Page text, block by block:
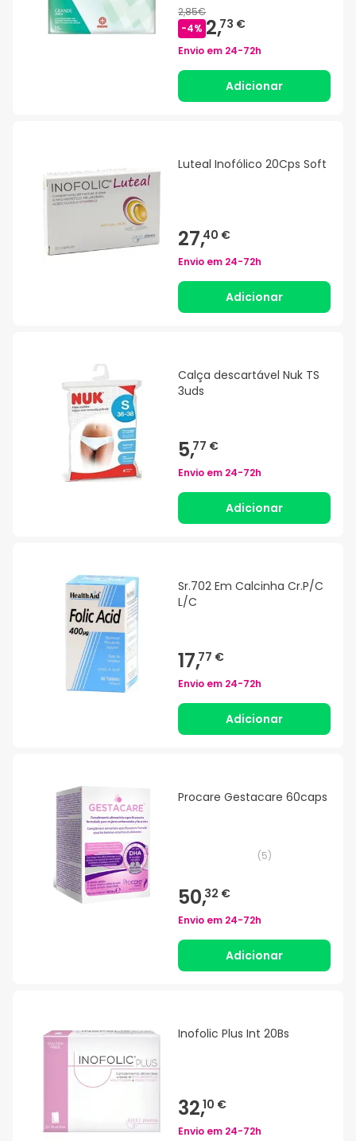
2,85€
-4% 2,73 €
Envio em 24-72h
Adicionar
Luteal Inofólico 20Cps Soft
27,40 €
Envio em 24-72h
Adicionar
Calça descartável Nuk TS
3uds
5,77 €
Envio em 24-72h
Adicionar
Sr.702 Em Calcinha Cr.P/C
L/C
17,77 €
Envio em 24-72h
Adicionar
Procare Gestacare 60caps
(5)
50,32 €
Envio em 24-72h
Adicionar
Inofolic Plus Int 20Bs
32,10 €
Envio em 24-72h